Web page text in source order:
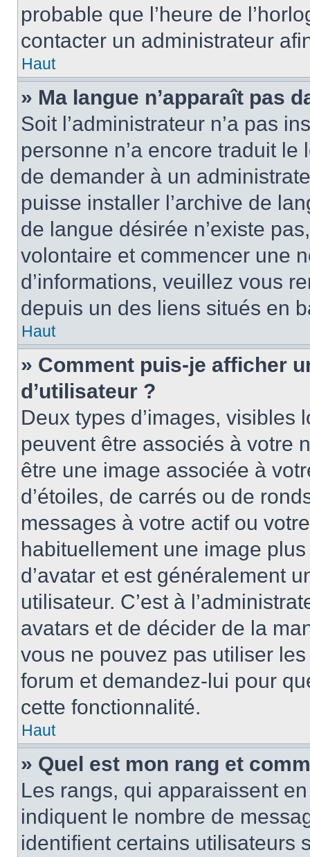
probable que l’heure de
contacter un administrateur
Haut
» Ma langue n’apparaît pas
Soit l’administrateur n’a pas
personne n’a encore traduit
de demander à un
puisse installer l’archive de
de langue désirée n’existe
volontaire et commencer une
d’informations, veuillez vous
depuis un des liens situés en
Haut
» Comment puis-je afficher
d’utilisateur ?
Deux types d’images,
peuvent être associés à votre
être une image associée à
d’étoiles, de carrés ou de
messages à votre actif ou
habituellement une image
d’avatar et est généralement
utilisateur. C’est à
avatars et de décider de la
vous ne pouvez pas utiliser
forum et demandez-lui pour
cette fonctionnalité.
Haut
» Quel est mon rang et
Les rangs, qui apparaissent
indiquent le nombre de
identifient certains utilisateurs